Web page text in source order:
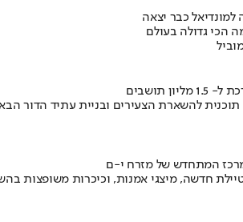
כבר יצאה
הכי גדולה בעולם
תוכנית להשארת הצעירים ובניית עתיד הדור
המתחדש של מזרח י-ם